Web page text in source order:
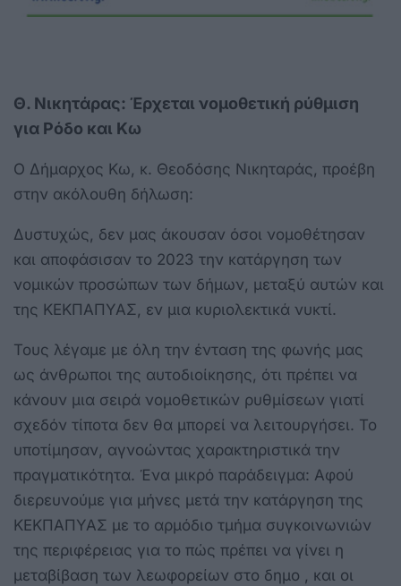
Θ. Νικητάρας: Έρχεται νομοθετική ρύθμιση
για Ρόδο και Κω
Ο Δήμαρχος Κω, κ. Θεοδόσης Νικηταράς, προέβη
στην ακόλουθη δήλωση:
Δυστυχώς, δεν μας άκουσαν όσοι νομοθέτησαν
και αποφάσισαν το 2023 την κατάργηση των
νομικών προσώπων των δήμων, μεταξύ αυτών και
της ΚΕΚΠΑΠΥΑΣ, εν μια κυριολεκτικά νυκτί.
Τους λέγαμε με όλη την ένταση της φωνής μας
ως άνθρωποι της αυτοδιοίκησης, ότι πρέπει να
κάνουν μια σειρά νομοθετικών ρυθμίσεων γιατί
σχεδόν τίποτα δεν θα μπορεί να λειτουργήσει. Το
υποτίμησαν, αγνοώντας χαρακτηριστικά την
πραγματικότητα. Ένα μικρό παράδειγμα: Αφού
διερευνούμε για μήνες μετά την κατάργηση της
ΚΕΚΠΑΠΥΑΣ με το αρμόδιο τμήμα συγκοινωνιών
της περιφέρειας για το πώς πρέπει να γίνει η
μεταβίβαση των λεωφορείων στο δημο , και οι